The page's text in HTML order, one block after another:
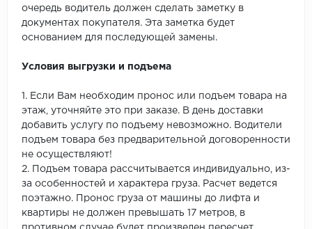
очередь водитель должен сделать заметку в
документах покупателя. Эта заметка будет
основанием для последующей замены.
Условия выгрузки и подъема
1. Если Вам необходим пронос или подъем товара на
этаж, уточняйте это при заказе. В день доставки
добавить услугу по подъему невозможно. Водители
подъем товара без предварительной договоренности
не осуществляют!
2. Подъем товара рассчитывается индивидуально, из-
за особенностей и характера груза. Расчет ведется
поэтажно. Пронос груза от машины до лифта и
квартиры не должен превышать 17 метров, в
противном случае будет произведен пересчет.